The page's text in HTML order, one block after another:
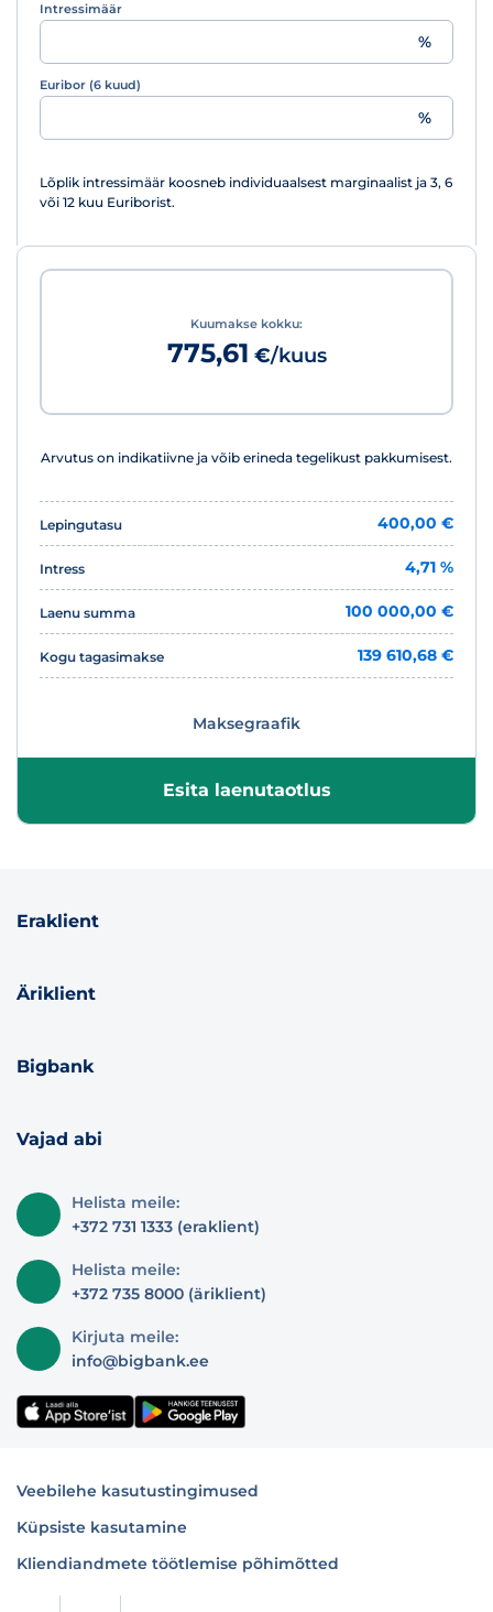
Intressimäär
%
Euribor (6 kuud)
%
Lõplik intressimäär koosneb individuaalsest marginaalist ja 3, 6
või 12 kuu Euriborist.
Kuumakse kokku:
775,61 €/kuus
Arvutus on indikatiivne ja võib erineda tegelikust pakkumisest.
Lepingutasu 400,00 €
Intress 4,71 %
Laenu summa 100 000,00 €
Kogu tagasimakse 139 610,68 €
Maksegraafik
Esita laenutaotlus
Eraklient
Äriklient
Bigbank
Vajad abi
Helista meile:
+372 731 1333 (eraklient)
Helista meile:
+372 735 8000 (äriklient)
Kirjuta meile:
info@bigbank.ee
Veebilehe kasutustingimused
Küpsiste kasutamine
Kliendiandmete töötlemise põhimõtted